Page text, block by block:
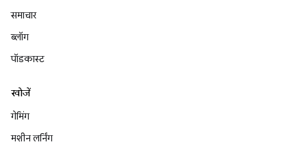
समाचार
ब्लॉग
पॉडकास्ट
खोजें
गेमिंग
मशीन लर्निंग